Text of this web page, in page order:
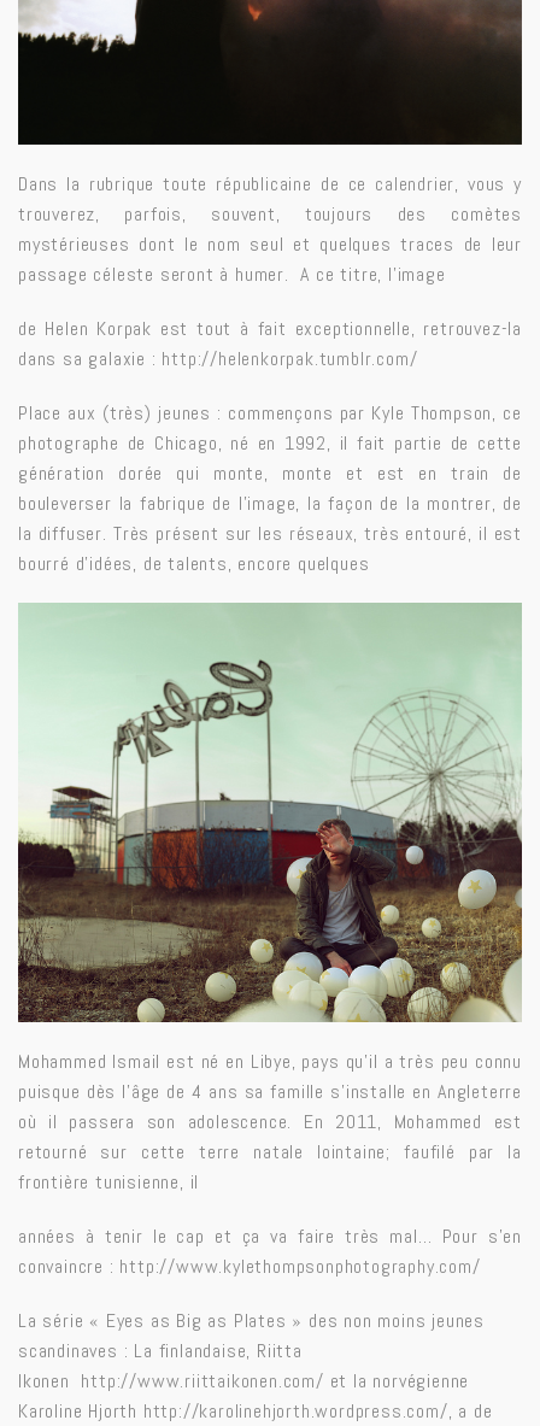
Dans la rubrique toute républicaine de ce calendrier, vous y
trouverez, parfois, souvent, toujours des comètes
mystérieuses dont le nom seul et quelques traces de leur
passage céleste seront à humer. A ce titre, l’image
de Helen Korpak est tout à fait exceptionnelle, retrouvez-la
dans sa galaxie : http://helenkorpak.tumblr.com/
Place aux (très) jeunes : commençons par Kyle Thompson, ce
photographe de Chicago, né en 1992, il fait partie de cette
génération dorée qui monte, monte et est en train de
bouleverser la fabrique de l’image, la façon de la montrer, de
la diffuser. Très présent sur les réseaux, très entouré, il est
bourré d’idées, de talents, encore quelques
Mohammed Ismail est né en Libye, pays qu’il a très peu connu
puisque dès l’âge de 4 ans sa famille s’installe en Angleterre
où il passera son adolescence. En 2011, Mohammed est
retourné sur cette terre natale lointaine; faufilé par la
frontière tunisienne, il
années à tenir le cap et ça va faire très mal… Pour s’en
convaincre : http://www.kylethompsonphotography.com/
La série « Eyes as Big as Plates » des non moins jeunes
scandinaves : La finlandaise, Riitta
Ikonen http://www.riittaikonen.com/ et la norvégienne
Karoline Hjorth http://karolinehjorth.wordpress.com/, a de